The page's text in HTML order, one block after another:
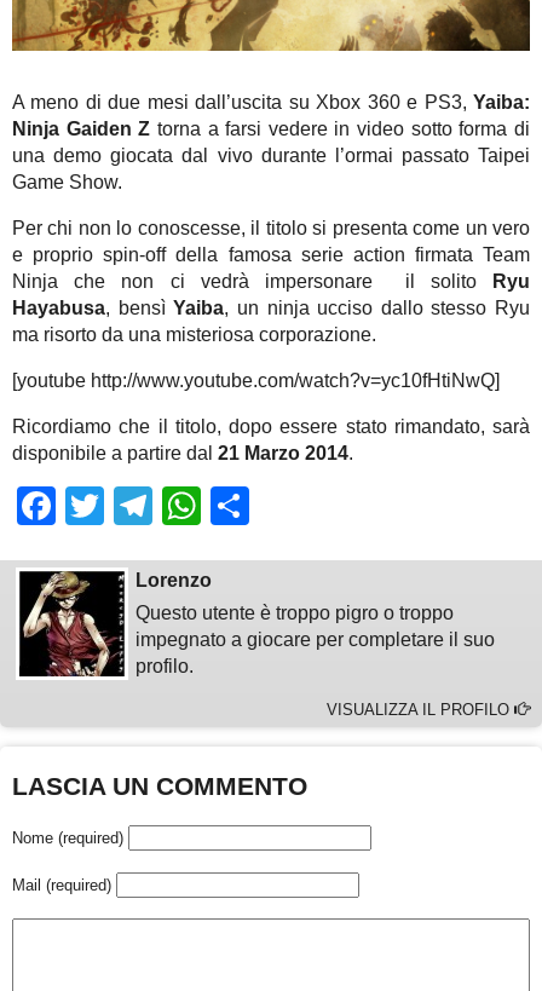
A meno di due mesi dall’uscita su Xbox 360 e PS3, Yaiba:
Ninja Gaiden Z torna a farsi vedere in video sotto forma di
una demo giocata dal vivo durante l’ormai passato Taipei
Game Show.
Per chi non lo conoscesse, il titolo si presenta come un vero
e proprio spin-off della famosa serie action firmata Team
Ninja che non ci vedrà impersonare il solito
Ryu
Hayabusa, bensìYaiba, un ninja ucciso dallo stesso Ryu
ma risorto da una misteriosa corporazione.
[youtube http://www.youtube.com/watch?v=yc10fHtiNwQ]
Ricordiamo che il titolo, dopo essere stato rimandato, sarà
disponibile a partire dal 21 Marzo 2014.
Facebook
TwitterTelegram
WhatsApp
Lorenzo
Questo utente è troppo pigro o troppo
impegnato a giocare per completare il suo
profilo.
VISUALIZZA IL PROFILO
LASCIA UN COMMENTO
Nome (required)
Mail (required)